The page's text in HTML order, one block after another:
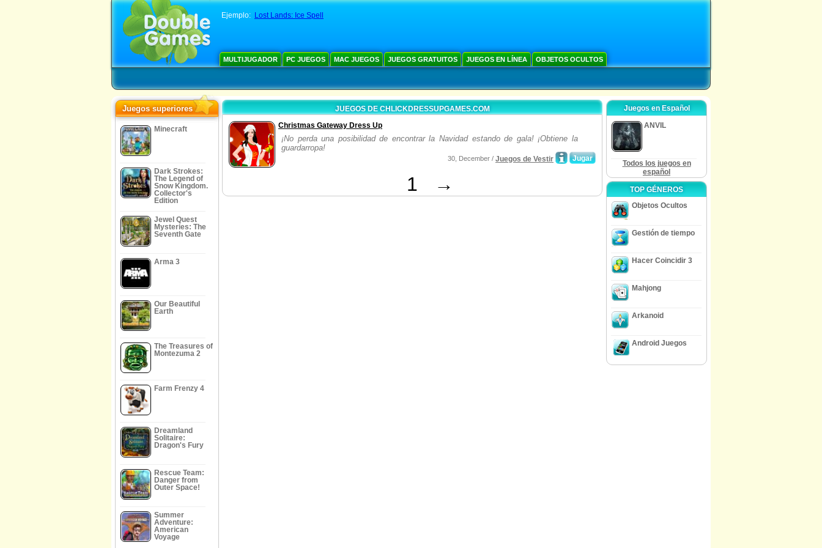
Ejemplo: Lost Lands: Ice Spell
MULTIJUGADOR PC JUEGOS MAC JUEGOS JUEGOS GRATUITOS JUEGOS EN LÍNEA OBJETOS OCULTOS
Juegos superiores
Minecraft
Dark Strokes:
The Legend of
Snow Kingdom.
Collector's
Edition
Jewel Quest
Mysteries: The
Seventh Gate
Arma 3
Our Beautiful
Earth
The Treasures of
Montezuma 2
Farm Frenzy 4
Dreamland
Solitaire:
Dragon's Fury
Rescue Team:
Danger from
Outer Space!
Summer
Adventure:
American
Voyage
JUEGOS DE CHLICKDRESSUPGAMES.COM
Christmas Gateway Dress Up
¡No perda una posibilidad de encontrar la Navidad estando de gala! ¡Obtiene la
guardarropa!
Jugar
30, December / Juegos de Vestir
1 →
Juegos en Español
ANVIL
Todos los juegos en
español
TOP GÉNEROS
Objetos Ocultos
Gestión de tiempo
Hacer Coincidir 3
Mahjong
Arkanoid
Android Juegos